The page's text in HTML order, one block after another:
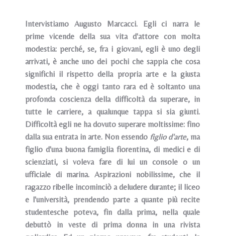
Intervistiamo Augusto Marcacci. Egli ci narra le
prime vicende della sua vita d'attore con molta
modestia: perché, se, fra i giovani, egli è uno degli
arrivati, è anche uno dei pochi che sappia che cosa
significhi il rispetto della propria arte e la giusta
modestia, che è oggi tanto rara ed è soltanto una
profonda coscienza della difficoltà da superare, in
tutte le carriere, a qualunque tappa si sia giunti.
Difficoltà egli ne ha dovuto superare moltissime: fino
dalla sua entrata in arte. Non essendo figlio d'arte, ma
figlio d'una buona famiglia fiorentina, di medici e di
scienziati, si voleva fare di lui un console o un
ufficiale di marina. Aspirazioni nobilissime, che il
ragazzo ribelle incominciò a deludere durante; il liceo
e l'università, prendendo parte a quante più recite
studentesche poteva, fin dalla prima, nella quale
debuttò in veste di prima donna in una rivista